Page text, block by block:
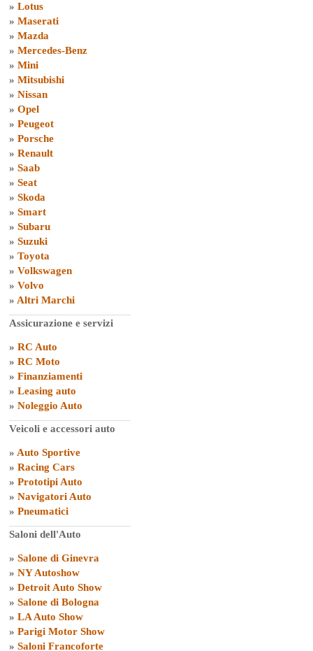
» Lotus
» Maserati
» Mazda
» Mercedes-Benz
» Mini
» Mitsubishi
» Nissan
» Opel
» Peugeot
» Porsche
» Renault
» Saab
» Seat
» Skoda
» Smart
» Subaru
» Suzuki
» Toyota
» Volkswagen
» Volvo
» Altri Marchi
Assicurazione e servizi
» RC Auto
» RC Moto
» Finanziamenti
» Leasing auto
» Noleggio Auto
Veicoli e accessori auto
» Auto Sportive
» Racing Cars
» Prototipi Auto
» Navigatori Auto
» Pneumatici
Saloni dell'Auto
» Salone di Ginevra
» NY Autoshow
» Detroit Auto Show
» Salone di Bologna
» LA Auto Show
» Parigi Motor Show
» Saloni Francoforte